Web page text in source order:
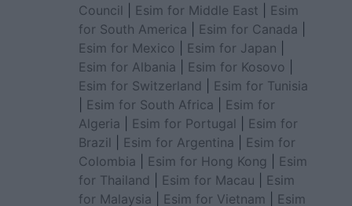
Council
Esim for Middle East
Esim
for South America
Esim for Canada
Esim for Mexico
Esim for Japan
Esim for Albania
Esim for Kosovo
Esim for Switzerland
Esim for Tunisia
Esim for South Africa
Esim for
Algeria
Esim for Portugal
Esim for
Brazil
Esim for Argentina
Esim for
Colombia
Esim for Hong Kong
Esim
for Thailand
Esim for Macau
Esim
for Malaysia
Esim for Vietnam
Esim